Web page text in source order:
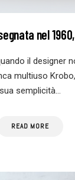
nel
il designer
multiuso
sua semplicità…
READ MORE